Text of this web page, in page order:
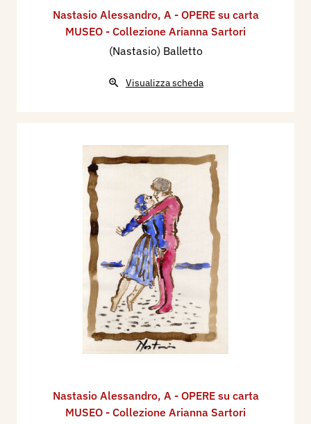
Nastasio Alessandro, A - OPERE su carta
MUSEO - Collezione Arianna Sartori
(Nastasio) Balletto
Visualizza scheda
Nastasio Alessandro, A - OPERE su carta
MUSEO - Collezione Arianna Sartori